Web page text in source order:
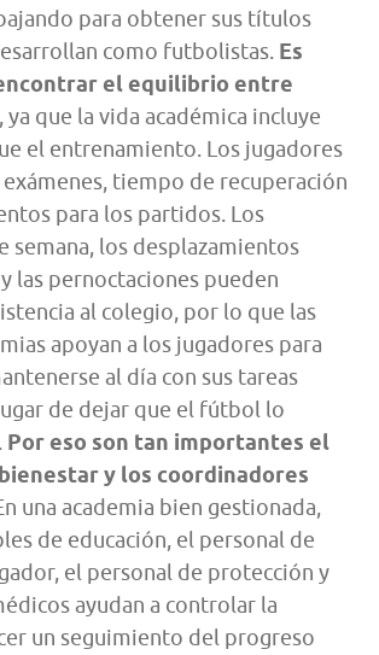
para obtener sus títulos
como futbolistas. Es
el equilibrio entre
, ya que la vida académica incluye
el entrenamiento. Los jugadores
exámenes, tiempo de recuperación
para los partidos. Los
semana, los desplazamientos
las pernoctaciones pueden
al colegio, por lo que las
apoyan a los jugadores para
al día con sus tareas
de dejar que el fútbol lo
Por eso son tan importantes el
y los coordinadores
una academia bien gestionada,
de educación, el personal de
el personal de protección y
ayudan a controlar la
un seguimiento del progreso